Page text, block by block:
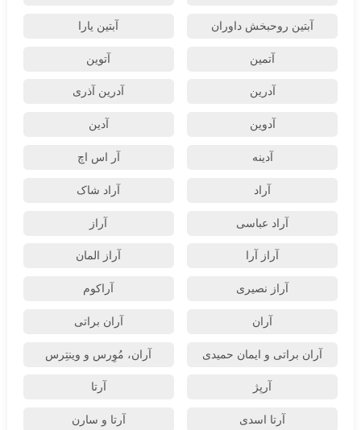
آبتین روحبخش داوران آبتین یارا
آتمین آتوین
آدرین آدرین آذری
آدوین آدین
آدینه آر اس اچ
آراد آراد شاک
آراد عباسی آراز
آراز آرا آراز المان
آراز نصیری آراکوم
آران آران براتی
آران براتی و ایمان حمیدی آران، مُوِرس و وینتِرس
آرپژ آرتا
آرتا اسدی آرتا و سارن